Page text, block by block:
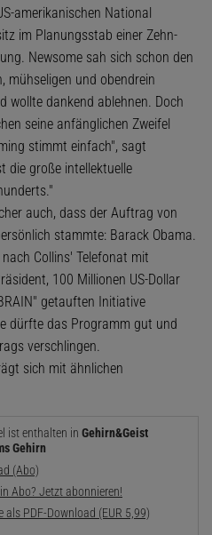
amerikanischen National
im Planungsstab einer Zehn-
Newsome sah sich schon den
mühseligen und obendrein
wollte dankend ablehnen. Doch
seine anfänglichen Zweifel
stimmt ­einfach", sagt
die große intellektuelle
auch, dass der Auftrag von
stammte: Barack Obama.
Collins' Telefonat mit
100 Millionen US-Dollar
getauften Initiative
dürfte das Programm gut und
verschlingen.
sich mit ähn­lichen
ist enthalten in Gehirn&Geist
Gehirn
(Abo)
Abo? Jetzt abonnieren!
als PDF-Download (EUR 5,99)